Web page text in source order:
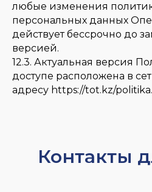
любые изменения
персональных данных
действует бессрочно до
версией.
12.3. Актуальная версия
доступе расположена в
адресу https://tot.kz/politika.
Контакты